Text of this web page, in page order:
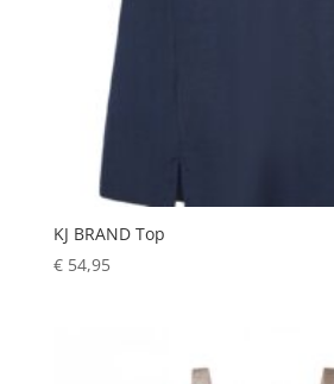
KJ BRAND Top
€54,95